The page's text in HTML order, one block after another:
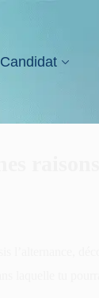
Candidat